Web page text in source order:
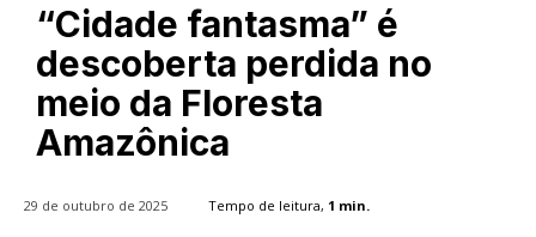
“Cidade fantasma” é
descoberta perdida no
meio da Floresta
Amazônica
29 de outubro de 2025 Tempo de leitura, 1 min.